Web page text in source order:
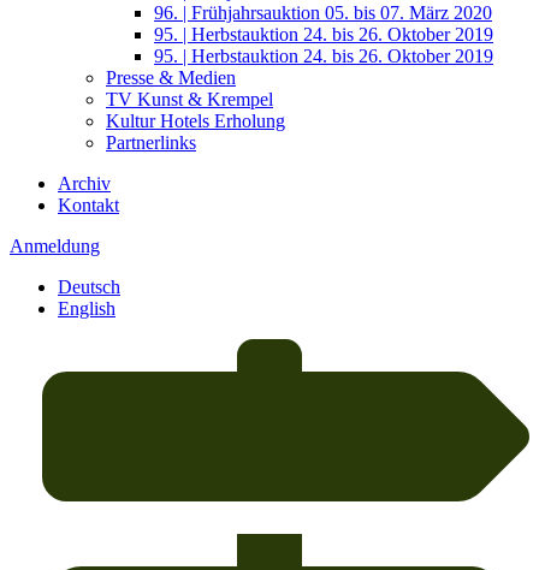
96. | Frühjahrsauktion 05. bis 07. März 2020
95. | Herbstauktion 24. bis 26. Oktober 2019
95. | Herbstauktion 24. bis 26. Oktober 2019
Presse & Medien
TV Kunst & Krempel
Kultur Hotels Erholung
Partnerlinks
Archiv
Kontakt
Anmeldung
Deutsch
English